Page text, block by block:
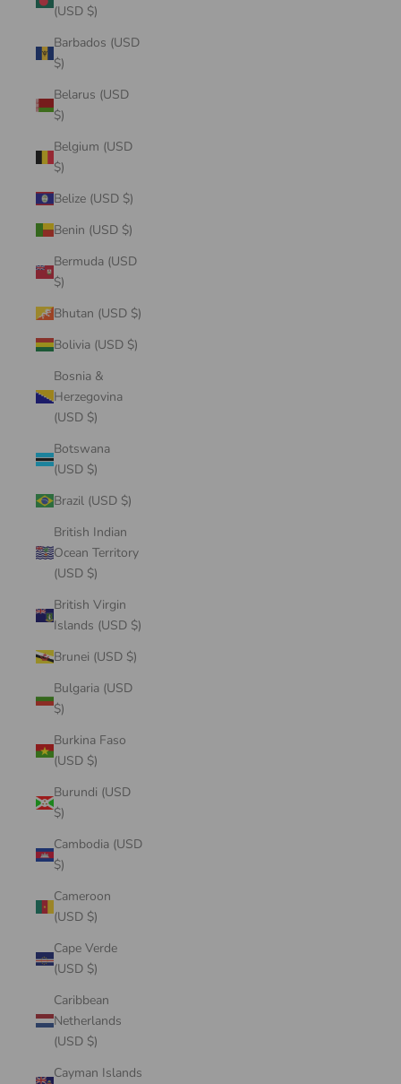
(USD $)
Barbados (USD
$)
Belarus (USD
$)
Belgium (USD
$)
Belize (USD $)
Benin (USD $)
Bermuda (USD
$)
Bhutan (USD $)
Bolivia (USD $)
Bosnia &
Herzegovina
(USD $)
Botswana
(USD $)
Brazil (USD $)
British Indian
Ocean Territory
(USD $)
British Virgin
Islands (USD $)
Brunei (USD $)
Bulgaria (USD
$)
Burkina Faso
(USD $)
Burundi (USD
$)
Cambodia (USD
$)
Cameroon
(USD $)
Cape Verde
(USD $)
Caribbean
Netherlands
(USD $)
Cayman Islands